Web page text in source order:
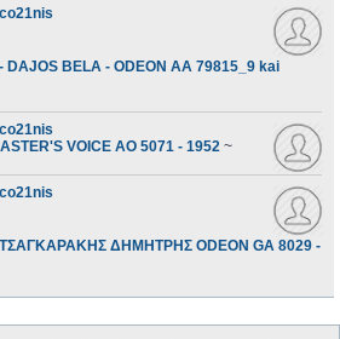
BELA - ODEON AA 79815_9 kai
VOICE AO 5071 - 1952 ~
ΔΗΜΗΤΡΗΣ ODEON GA 8029 -